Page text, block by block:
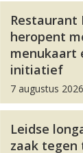
Restaurant
heropent
menukaart
initiatief
7 augustus 2026
Leidse
zaak tegen